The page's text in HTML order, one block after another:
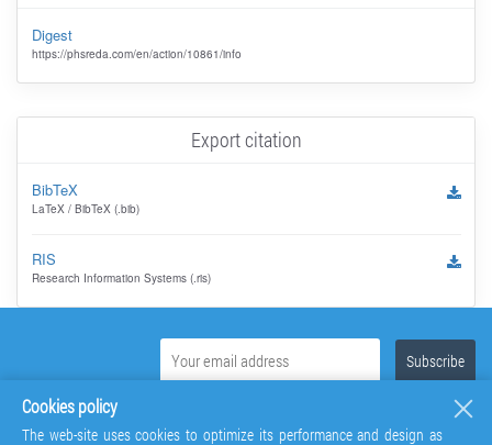
Digest
https://phsreda.com/en/action/10861/info
Export citation
BibTeX
LaTeX / BibTeX (.bib)
RIS
Research Information Systems (.ris)
Cookies policy
The web-site uses cookies to optimize its performance and design as